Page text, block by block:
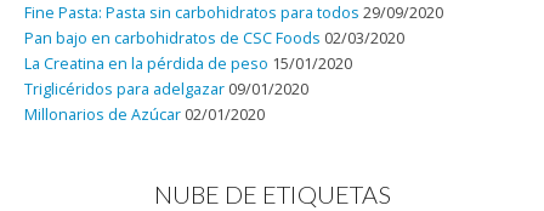
Fine Pasta: Pasta sin carbohidratos para todos 29/09/2020
Pan bajo en carbohidratos de CSC Foods 02/03/2020
La Creatina en la pérdida de peso 15/01/2020
Triglicéridos para adelgazar 09/01/2020
Millonarios de Azúcar 02/01/2020
NUBE DE ETIQUETAS